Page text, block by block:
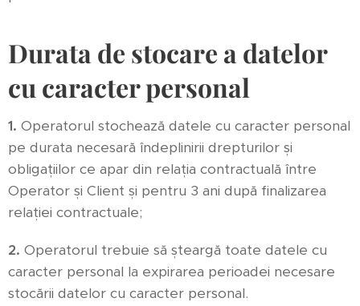
Durata de stocare a datelor
cu caracter personal
1. Operatorul stochează datele cu caracter personal
pe durata necesară îndeplinirii drepturilor și
obligațiilor ce apar din relația contractuală între
Operator și Client și pentru 3 ani după finalizarea
relației contractuale;
2. Operatorul trebuie să șteargă toate datele cu
caracter personal la expirarea perioadei necesare
stocării datelor cu caracter personal.